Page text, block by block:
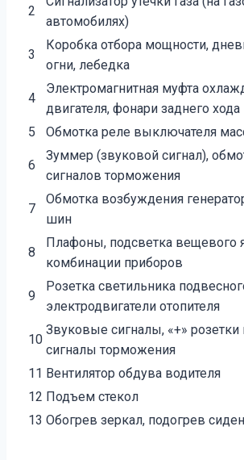
2
автомобилях)
3
Коробка отбора мощности,
огни, лебедка
4
Электромагнитная муфта
двигателя, фонари заднего хода
5
Обмотка реле выключателя
6
Зуммер (звуковой сигнал),
сигналов торможения
7
Обмотка возбуждения
шин
8
Плафоны, подсветка вещевого
комбинации приборов
9
Розетка светильника
электродвигатели отопителя
10
Звуковые сигналы, «+» розетки
сигналы торможения
11 Вентилятор обдува водителя
12 Подъем стекол
13 Обогрев зеркал, подогрев